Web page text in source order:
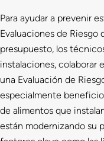
Para ayudar a prevenir
Evaluaciones de Riesgo
presupuesto, los
instalaciones, colaborar
una Evaluación de
especialmente
de alimentos que
están modernizando su